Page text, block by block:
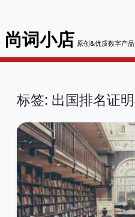
尚词小店 原创&优质数字产品
标签: 出国排名证